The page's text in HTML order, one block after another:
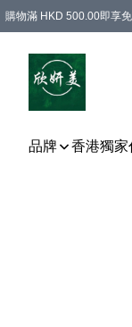
購物滿 HKD 500.00即享
品牌 香港獨家